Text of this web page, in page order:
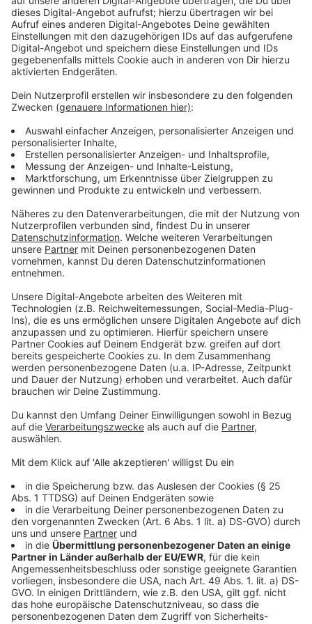
Anzeige
sind beschädigt worden. Bei derPolizeisind erste
Anzeige
Auch Staatsschutz ermittelt
Anzeige
Bei einigen handelt es sich um Sachbeschädigung. Bei
Hakenkreuzen beschmiert sind, übernimmt der
Staatsschuz die Ermittlungen. Dem Verursacher
drohen bis zu drei Jahre Haft.
Anzeige
Weitere Infos und Links zum Thema
Anzeige
Seit Freitag hängen die Wahlplakate
Wahlbenachrichtigungen werden verschickt
So berichtet die RP
Anzeige